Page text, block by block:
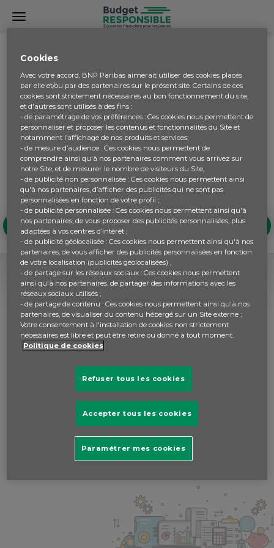
LEXIQUE
Le dictionnaire du monde financier
Parfois les termes utilisés dans le domaine financier sont
compliqués et presque incompréhensibles. Le Lexique
vous permet de décrypter au mieux ces termes abstraits
grâce à des définitions claires et précises. Il peut être
utilisé à tout moment durant les activités pour avoir une
information sur le sens et la signification d'un mot.
A B C D E F G
Salaire
Solvabilité
Surendettement
Cookies
Avec votre accord, BNP Paribas aimerait utiliser des cookies placés
par elle et/ou par des partenaires sur le présent site. Certains de ces
cookies sont strictement nécessaires au bon fonctionnement du site,
et d'autres sont utilisés à des fins :
- de paramétrage de vos préférences : Ces cookies nous permettent de
personnaliser et proposer les contenus et fonctionnalités du Site et
notamment l’affichage de nos produits et services;
- de mesure d’audience : Ces cookies nous permettent de
comprendre ainsi qu'à nos partenaires comment vous arrivez sur
notre Site, et de mesurer le nombre de visiteurs du Site;
- de publicité non personnalisée : Ces cookies nous permettent ainsi
qu'à nos partenaires, d’afficher des publicités qui ne sont pas
personnalisées en fonction de votre profil ;
- de publicité personnalisée : Ces cookies nous permettent ainsi qu'à
nos partenaires, de vous proposer des publicités personnalisées, plus
adaptées à vos centres d’intérêt ;
- de publicité géolocalisée : Ces cookies nous permettent ainsi qu'à nos
partenaires, de vous afficher des publicités personnalisées en fonction
de votre localisation (publicités géolocalisées) ;
- de partage sur les réseaux sociaux : Ces cookies nous permettent
ainsi qu'à nos partenaires, de partager des informations avec les
réseaux sociaux utilisés ;
- de partage de contenu : Ces cookies nous permettent ainsi qu'à nos
partenaires, de visualiser du contenu hébergé sur un Site externe ;
Votre consentement à l'installation de cookies non strictement
nécessaires est libre et peut être retiré ou donné à tout moment.
Politique de cookies
Refuser tous les cookies
Accepter tous les cookies
Paramétrer mes cookies